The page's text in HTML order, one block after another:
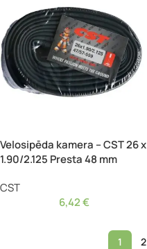
Velosipēda kamera – CST 26 x
1.90/2.125 Presta 48 mm
CST
6,42€
1 2